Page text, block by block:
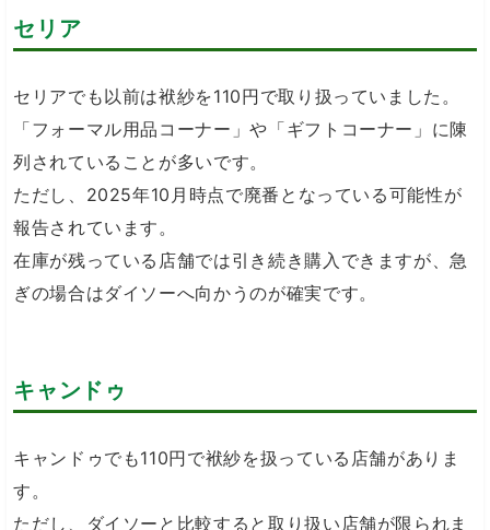
セリア
セリアでも以前は袱紗を110円で取り扱っていました。
「フォーマル用品コーナー」や「ギフトコーナー」に陳
列されていることが多いです。
ただし、2025年10月時点で廃番となっている可能性が
報告されています。
在庫が残っている店舗では引き続き購入できますが、急
ぎの場合はダイソーへ向かうのが確実です。
キャンドゥ
キャンドゥでも110円で袱紗を扱っている店舗がありま
す。
ただし、ダイソーと比較すると取り扱い店舗が限られま